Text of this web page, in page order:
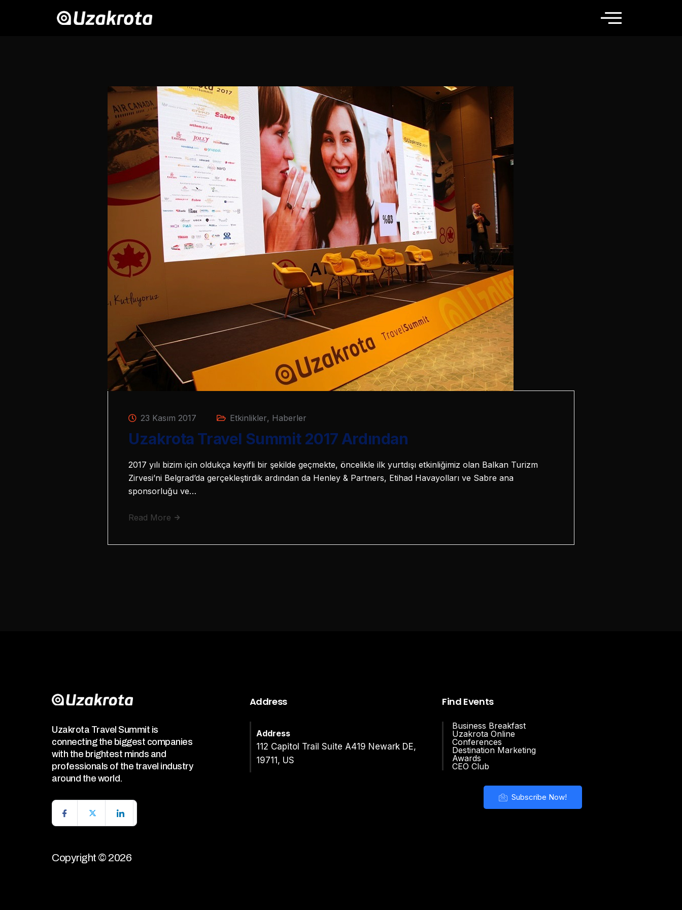
23 Kasım 2017 Etkinlikler, Haberler
Uzakrota Travel Summit 2017 Ardından
2017 yılı bizim için oldukça keyifli bir şekilde geçmekte, öncelikle ilk yurtdışı etkinliğimiz olan Balkan Turizm
Zirvesi’ni Belgrad’da gerçekleştirdik ardından da Henley & Partners, Etihad Havayolları ve Sabre ana
sponsorluğu ve…
Read More
Uzakrota Travel Summit is
connecting the biggest companies
with the brightest minds and
professionals of the travel industry
around the world.
Copyright © 2026
Address
Address
112 Capitol Trail Suite A419 Newark DE,
19711, US
Find Events
Business Breakfast
Uzakrota Online
Conferences
Destination Marketing
Awards
CEO Club
Subscribe Now!